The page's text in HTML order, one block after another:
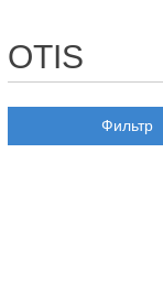
OTIS
Фильтр